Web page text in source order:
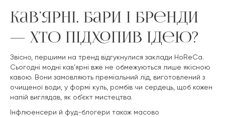
Кав’ярні, бари і бренди
— хто підхопив ідею?
Звісно, першими на тренд відгукнулися заклади HoReCa.
Сьогодні модні кав’ярні вже не обмежуються лише якісною
кавою. Вони замовляють преміальний лід, виготовлений з
очищеної води, у формі куль, ромбів чи сердець, щоб кожен
напій виглядав, як об’єкт мистецтва.
Інфлюенсери й фуд-блогери також масово